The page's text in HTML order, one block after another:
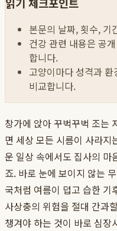
본문의 날짜, 횟수, 기
건강 관련 내용은 공
합니다.
고양이마다 성격과
비교합니다.
창가에 앉아 꾸벅꾸벅 조는
면 세상 모든 시름이 사라지
운 일상 속에서도 집사의 마
죠. 바로 눈에 보이지 않는
국처럼 여름이 덥고 습한 기
사상충의 위험을 절대 간과
챙겨야 하는 것이 바로 심장